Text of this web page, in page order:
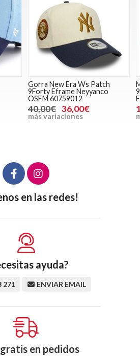
Gorra New Era Ws Patch
9Forty Eframe Neyyanco
OSFM 60759012
40,00€ 36,00€
más variaciones
en las redes!
ayuda?
271 ENVIAR EMAIL
en pedidos